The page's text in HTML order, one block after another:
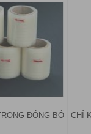
ĐÓNG BÓ
CHỈ